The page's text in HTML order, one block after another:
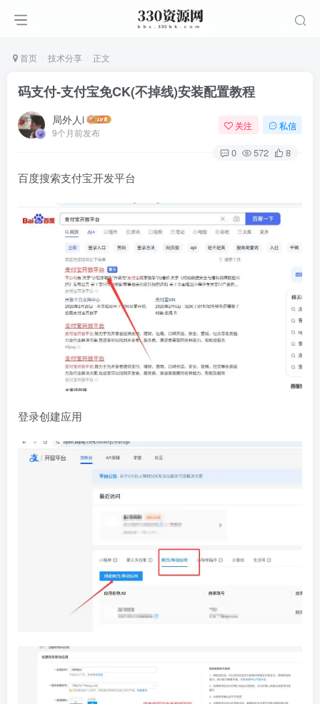
首页 技术分享 正文
码支付-支付宝免CK(不掉线)安装配置教程
局外人i
9个月前发布
关注 私信
0 572 8
百度搜索支付宝开发平台
登录创建应用